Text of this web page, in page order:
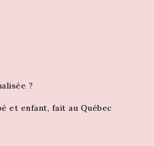
?
et enfant, fait au Québec